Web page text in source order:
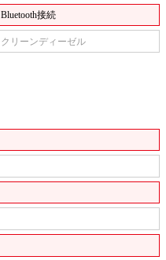
Bluetooth接続
クリーンディーゼル